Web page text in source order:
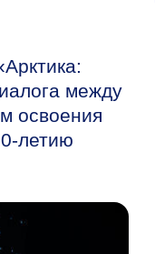
между
освоения
летию